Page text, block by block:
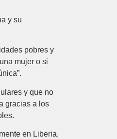
y su
pobres y
mujer o si
y que no
gracias a los
en Liberia,